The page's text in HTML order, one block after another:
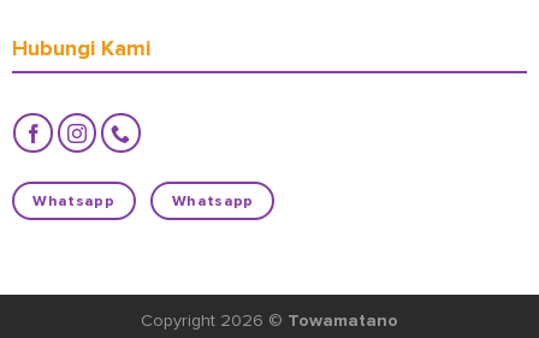
Hubungi Kami
Whatsapp Whatsapp
Copyright 2026 © Towamatano